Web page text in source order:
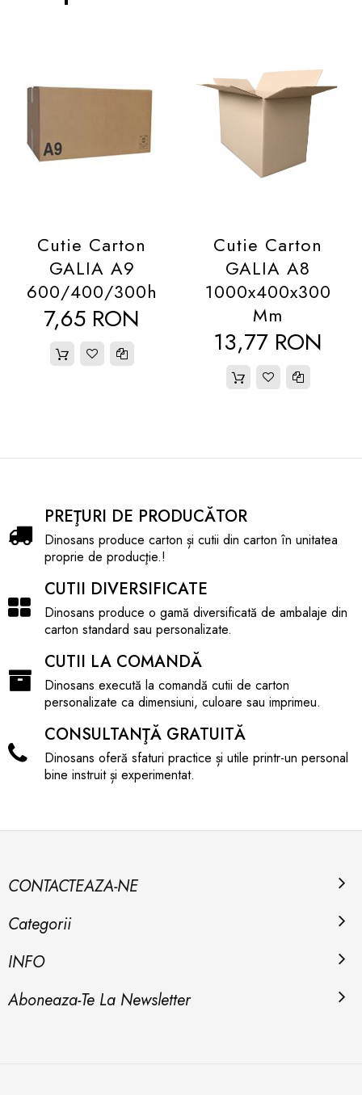
Ambalarea și transportul produselor mici și
fragile.
Depozitarea accesoriilor, pieselor sau
materialelor de mici dimensiuni.
⬛
Expedierea prin curier a produselor
sigilate.
Cutie Carton
GALIA A9
600/400/300h
7,65 RON
Cutie Carton
GALIA A8
1000x400x300
Mm
13,77 RON
PREŢURI DE PRODUCĂTOR
Dinosans produce carton și cutii din carton în unitatea
proprie de producţie.!
CUTII DIVERSIFICATE
Dinosans produce o gamă diversificată de ambalaje din
carton standard sau personalizate.
CUTII LA COMANDĂ
Dinosans execută la comandă cutii de carton
personalizate ca dimensiuni, culoare sau imprimeu.
CONSULTANŢĂ GRATUITĂ
Dinosans oferă sfaturi practice și utile printr-un personal
bine instruit și experimentat.
CONTACTEAZA-NE
Categorii
INFO
Aboneaza-Te La Newsletter